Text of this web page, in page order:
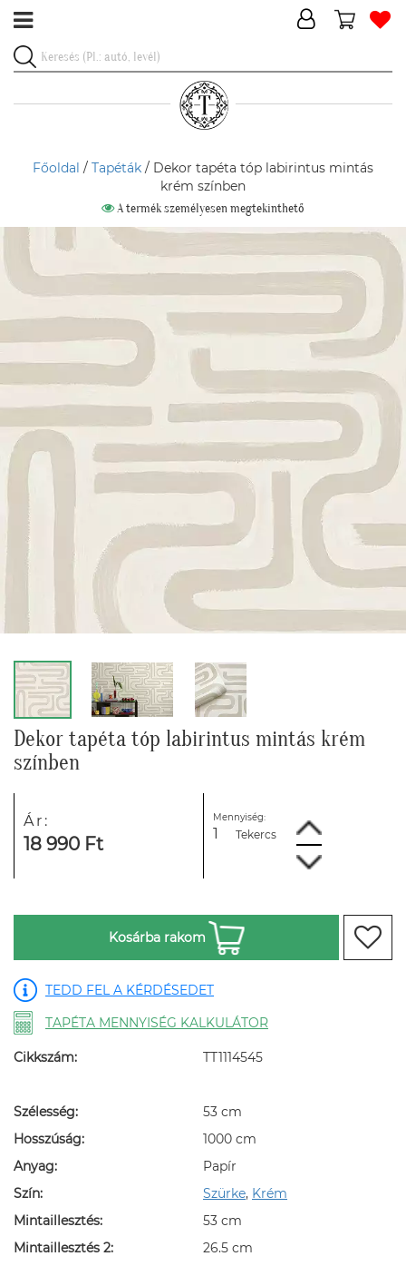
Főoldal / Tapéták / Dekor tapéta tóp labirintus mintás
krém színben
A termék személyesen megtekinthető
Dekor tapéta tóp labirintus mintás krém
színben
Ár:
18 990 Ft
Mennyiség:
Tekercs
Kosárba rakom
TEDD FEL A KÉRDÉSEDET
TAPÉTA MENNYISÉG KALKULÁTOR
Cikkszám: TT1114545
Szélesség:
53 cm
Hosszúság:
1000 cm
Anyag:
Papír
Szín:
Szürke, Krém
Mintaillesztés:
53 cm
Mintaillesztés 2:
26.5 cm